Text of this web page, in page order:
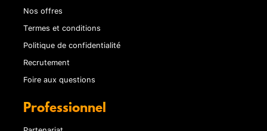
Nos offres
Termes et conditions
Politique de confidentialité
Recrutement
Foire aux questions
Professionnel